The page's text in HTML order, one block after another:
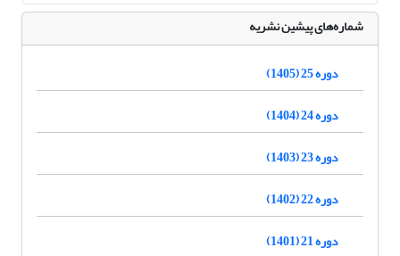
شماره‌های پیشین نشریه
دوره 25 (1405)
دوره 24 (1404)
دوره 23 (1403)
دوره 22 (1402)
دوره 21 (1401)